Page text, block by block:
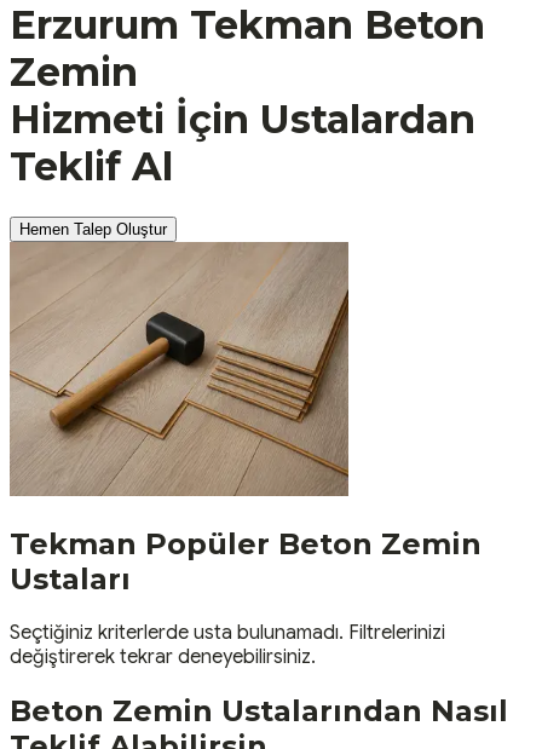
Erzurum Tekman Beton
Zemin
Hizmeti İçin Ustalardan
Teklif Al
Hemen Talep Oluştur
Tekman Popüler Beton Zemin
Ustaları
Seçtiğiniz kriterlerde usta bulunamadı. Filtrelerinizi
değiştirerek tekrar deneyebilirsiniz.
Beton Zemin Ustalarından Nasıl